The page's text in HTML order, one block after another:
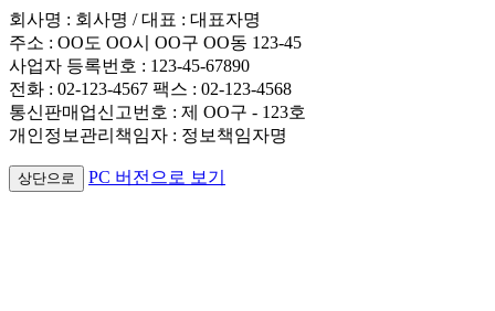
회사명 : 회사명 / 대표 : 대표자명
주소 : OO도 OO시 OO구 OO동 123-45
사업자 등록번호 : 123-45-67890
전화 : 02-123-4567 팩스 : 02-123-4568
통신판매업신고번호 : 제 OO구 - 123호
개인정보관리책임자 : 정보책임자명
상단으로 PC 버전으로 보기